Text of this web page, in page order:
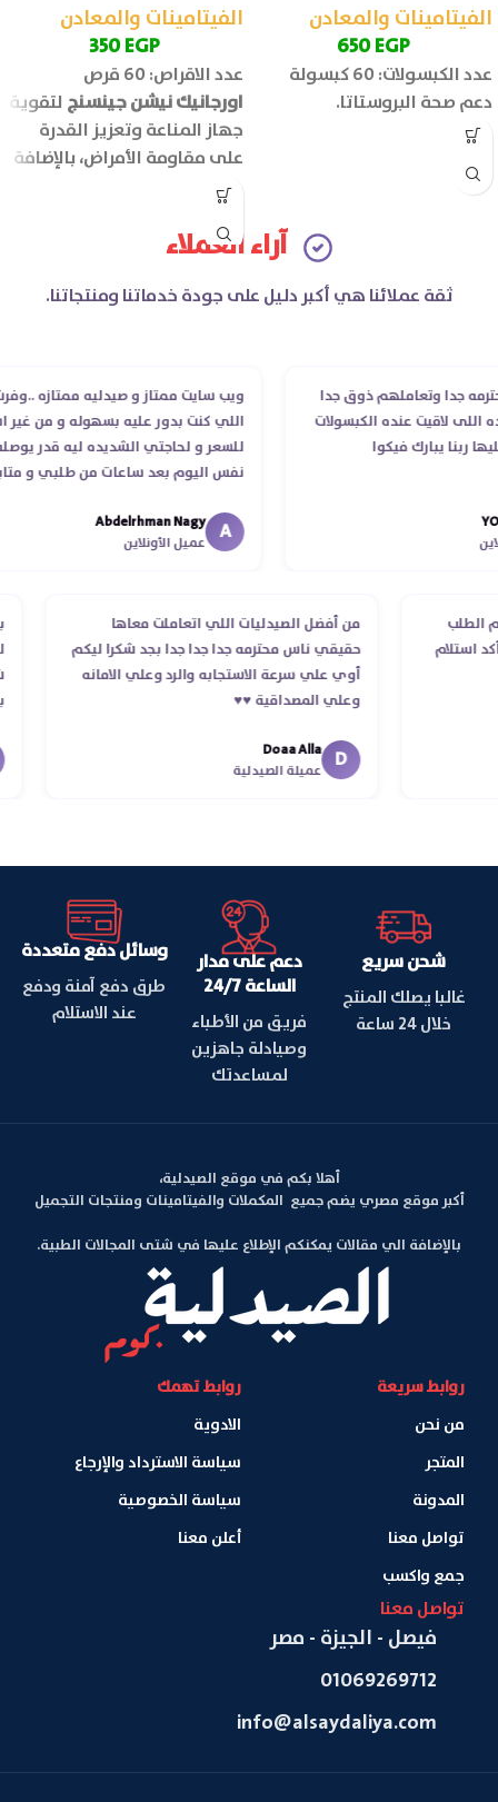
الفيتامينات والمعادن
650EGP
عدد الكبسولات: 60 كبسولة
دعم صحة البروستاتا.
الفيتامينات والمعادن
350EGP
عدد الاقراص: 60 قرص
اورجانيك نيشن جينسنج لتقوية
جهاز المناعة وتعزيز القدرة
على مقاومة الأمراض، بالإضافة
الى تحسن الأداء الرياضي
وزيادة مستوى الطاقة
والحيوية في الجسم.
آراء العملاء
ثقة عملائنا هي أكبر دليل على جودة خدماتنا ومنتجاتنا.
وتعاملهم ذوق جدا
عنده الكبسولات
فيكوا
ويب سايت ممتاز و صيدليه ممتازه ..وفرت الدوا
اللي كنت بدور عليه بسهوله و من غير استغلال
للسعر و لحاجتي الشديده ليه قدر يوصله ف
نفس اليوم بعد ساعات من طلبي و متابعه
انتهاء موعد عمله ..فضل يتابع معايا لحد ما
استلمت ..شكرا جزيلا ليكم
Abdelrhman Nagy
عميل الأونلاين
استلام الطلب
التأكد استلام
من أفضل الصيدليات اللي اتعاملت معاها
حقيقي ناس محترمه جدا جدا جدا بجد شكرا ليكم
أوي علي سرعة الاستجابه والرد وعلي الامانه
وعلي المصداقية ♥️♥️‏
D
Doaa Alla
عميلة الصيدلية
شحن سريع
غالبا يصلك المنتج
خلال 24 ساعة
دعم على مدار
الساعة 24/7
فريق من الأطباء
وصيادلة جاهزين
لمساعدتك
وسائل دفع متعددة
طرق دفع آمنة ودفع
عند الاستلام
أهلا بكم في موقع الصيدلية،
أكبر موقع مصري يضم جميع المكملات والفيتامينات ومنتجات التجميل
بالإضافة الي مقالات يمكنكم الإطلاع عليها في شتى المجالات الطبية.
روابط سريعة
من نحن
المتجر
المدونة
تواصل معنا
جمع واكسب
روابط تهمك
الادوية
سياسة الاسترداد والإرجاع
سياسة الخصوصية
أعلن معنا
تواصل معنا
فيصل - الجيزة - مصر
01069269712
info@alsaydaliya.com